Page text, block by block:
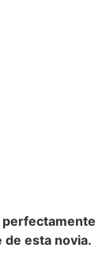
perfectamente
de esta novia.